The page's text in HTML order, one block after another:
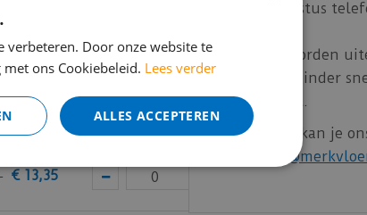
€ 10,
€ 13,35
t/m 14 augustus
Bestelling worden
echter iets minder
gewend bent.
Voor vragen kan je
verbeteren. Door onze website te
ons Cookiebeleid. Lees verder
ALLES ACCEPTEREN